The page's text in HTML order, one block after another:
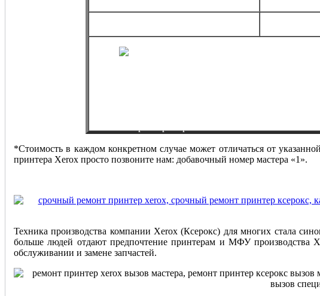
*Стоимость в каждом конкретном случае может отличаться от
принтера Xerox просто позвоните нам: добавочный номер мастера «1».
Техника производства компании Xerox (Ксерокс) для многих стала
больше людей отдают предпочтение принтерам и МФУ производства
обслуживании и замене запчастей.